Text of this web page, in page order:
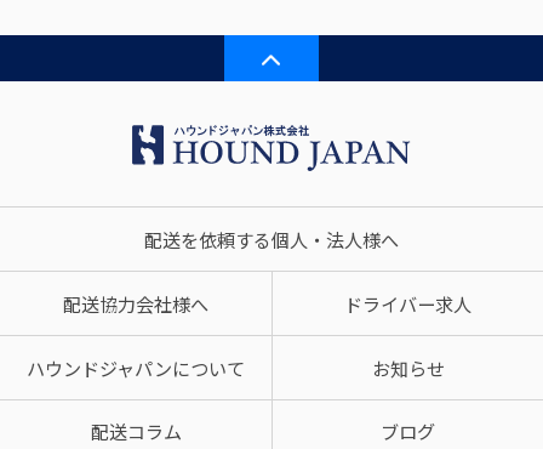
配送を依頼する個人・法人様へ
配送協力会社様へ ドライバー求人
ハウンドジャパンについて お知らせ
配送コラム ブログ